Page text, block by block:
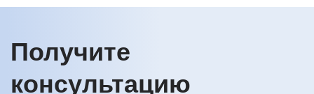
Получите
консультацию